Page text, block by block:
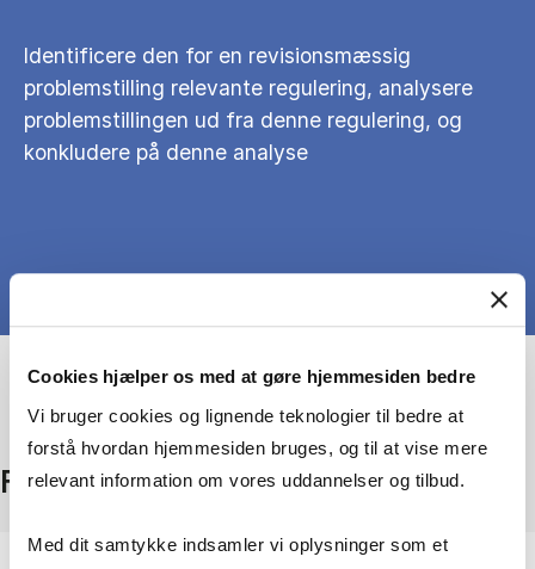
Cookies hjælper os med at gøre hjemmesiden bedre
Vi bruger cookies og lignende teknologier til bedre at
forstå hvordan hjemmesiden bruges, og til at vise mere
relevant information om vores uddannelser og tilbud.
Med dit samtykke indsamler vi oplysninger som et
Identificere den for en revisionsmæssig
problemstilling relevante regulering, analysere
problemstillingen ud fra denne regulering, og
konkludere på denne analyse
Fakta